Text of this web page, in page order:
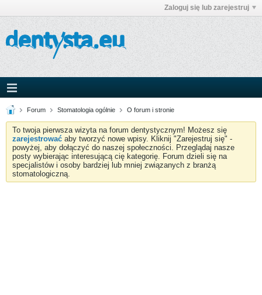
Zaloguj się lub zarejestruj
Forum Stomatologia ogólnie O forum i stronie
To twoja pierwsza wizyta na forum dentystycznym! Możesz się
zarejestrować aby tworzyć nowe wpisy. Kliknij "Zarejestruj się" -
powyżej, aby dołączyć do naszej społeczności. Przeglądaj nasze
posty wybierając interesującą cię kategorię. Forum dzieli się na
specjalistów i osoby bardziej lub mniej związanych z branżą
stomatologiczną.